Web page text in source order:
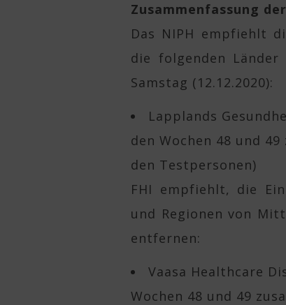
Zusammenfassung
Das NIPH empfiehlt
die folgenden
Samstag (12.12.2020):
Lapplands
den Wochen 48 und
den Testpersonen)
FHI empfiehlt, die
und Regionen von
entfernen:
Vaasa Healthcare
Wochen 48 und 49